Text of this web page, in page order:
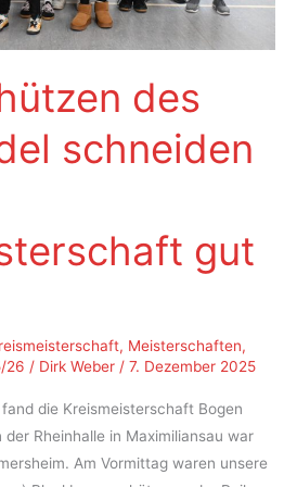
des
schneiden
gut
, Meisterschaften,
26 / Dirk Weber / 7. Dezember 2025
die Kreismeisterschaft Bogen
Rheinhalle in Maximiliansau war
Am Vormittag waren unsere